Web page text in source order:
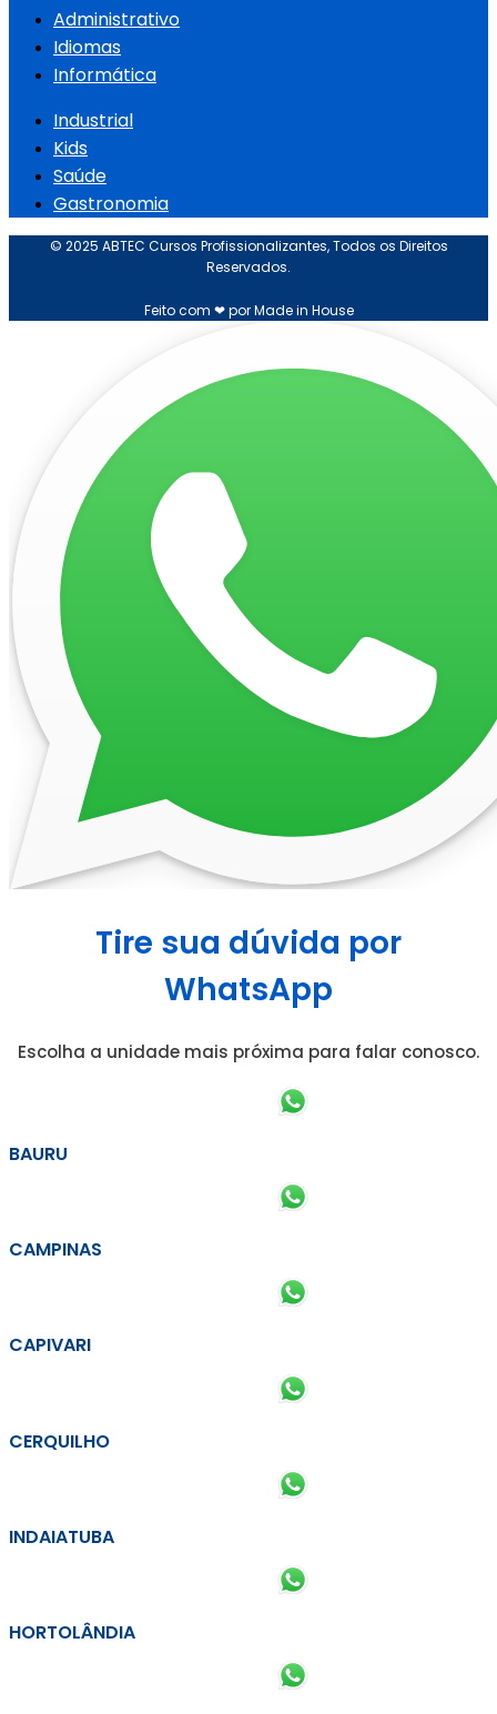
Administrativo
Idiomas
Informática
Industrial
Kids
Saúde
Gastronomia
© 2025 ABTEC Cursos Profissionalizantes, Todos os Direitos
Reservados.
Feito com ❤ por Made in House
Tire sua dúvida por
WhatsApp
Escolha a unidade mais próxima para falar conosco.
BAURU
CAMPINAS
CAPIVARI
CERQUILHO
INDAIATUBA
HORTOLÂNDIA